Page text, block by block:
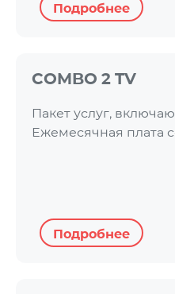
Подробнее
COMBO 2 TV
Пакет услуг,
Ежемесячная плата
Подробнее